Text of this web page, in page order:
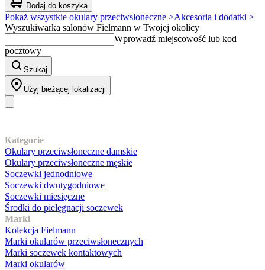
Dodaj do koszyka
Pokaż wszystkie okulary przeciwsłoneczne >Akcesoria i dodatki >
Wyszukiwarka salonów Fielmann w Twojej okolicy
Wprowadź miejscowość lub kod
pocztowy
Szukaj
Użyj bieżącej lokalizacji
Kategorie
Okulary przeciwsłoneczne damskie
Okulary przeciwsłoneczne męskie
Soczewki jednodniowe
Soczewki dwutygodniowe
Soczewki miesięczne
Środki do pielęgnacji soczewek
Marki
Kolekcja Fielmann
Marki okularów przeciwsłonecznych
Marki soczewek kontaktowych
Marki okularów